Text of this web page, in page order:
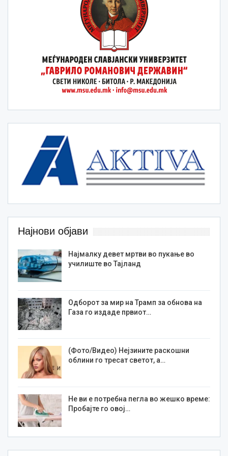
Најнови објави
Најмалку девет мртви во пукање во
училиште во Тајланд
Одборот за мир на Трамп за обнова на
Газа го издаде првиот…
(Фото/Видео) Нејзините раскошни
облини го тресат светот, а…
Не ви е потребна пегла во жешко време:
Пробајте го овој…